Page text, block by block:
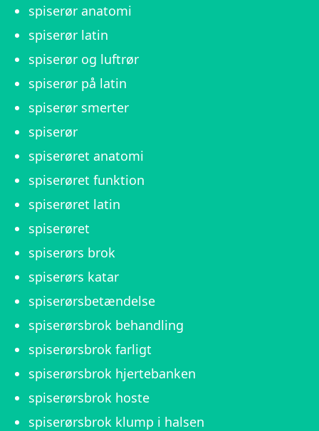
spiserør anatomi
spiserør latin
spiserør og luftrør
spiserør på latin
spiserør smerter
spiserør
spiserøret anatomi
spiserøret funktion
spiserøret latin
spiserøret
spiserørs brok
spiserørs katar
spiserørsbetændelse
spiserørsbrok behandling
spiserørsbrok farligt
spiserørsbrok hjertebanken
spiserørsbrok hoste
spiserørsbrok klump i halsen